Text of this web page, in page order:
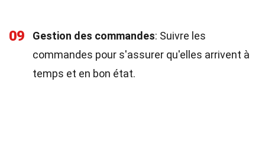
09 Gestion des commandes: Suivre les
commandes pour s'assurer qu'elles arrivent à
temps et en bon état.